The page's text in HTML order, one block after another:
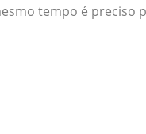
tempo é preciso